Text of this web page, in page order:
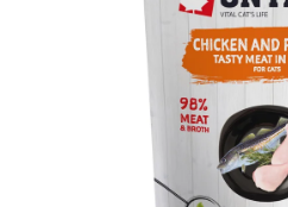
hvězdiček.